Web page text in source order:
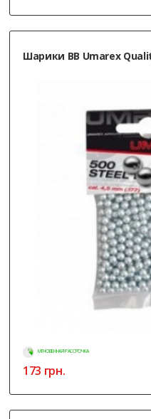
Шарики ВВ Umarex
МГНОВЕННАЯ РАССРОЧКА
173 грн.